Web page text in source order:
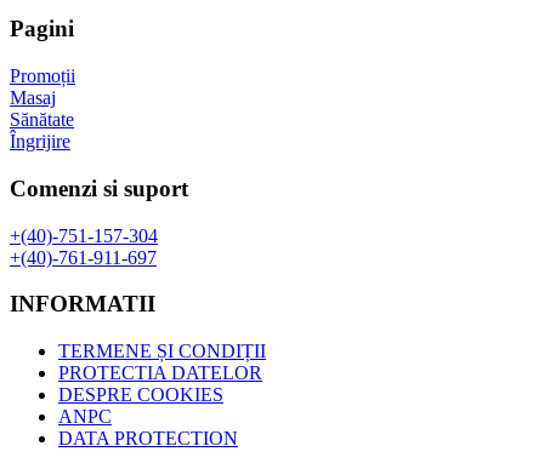
Pagini
Promoții
Masaj
Sănătate
Îngrijire
Comenzi si suport
+(40)-751-157-304
+(40)-761-911-697
INFORMATII
TERMENE ȘI CONDIȚII
PROTECTIA DATELOR
DESPRE COOKIES
ANPC
DATA PROTECTION